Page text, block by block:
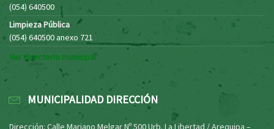
(054) 640500
Limpieza Pública
(054) 640500 anexo 721
Ver directorio municipal
MUNICIPALIDAD DIRECCIÓN
Dirección: Calle Mariano Melgar Nº 500 Urb. La Libertad / Arequipa –